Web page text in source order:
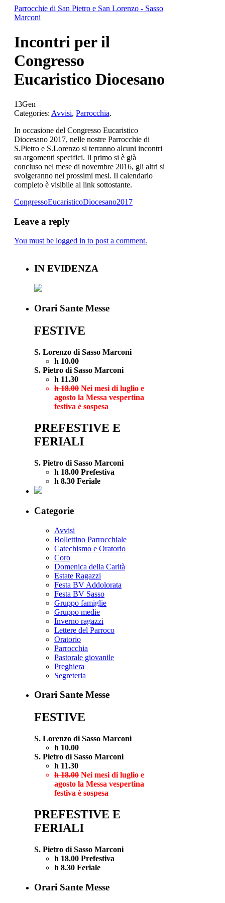
Parrocchie di San Pietro e San Lorenzo - Sasso
Marconi
Incontri per il
Congresso
Eucaristico Diocesano
13Gen
Categories: Avvisi, Parrocchia.
In occasione del Congresso Eucaristico
Diocesano 2017, nelle nostre Parrocchie di
S.Pietro e S.Lorenzo si terranno alcuni incontri
su argomenti specifici. Il primo si è già
concluso nel mese di novembre 2016, gli altri si
svolgeranno nei prossimi mesi. Il calendario
completo è visibile al link sottostante.
CongressoEucaristicoDiocesano2017
Leave a reply
You must be logged in to post a comment.
IN EVIDENZA
Orari Sante Messe
FESTIVE
S. Lorenzo di Sasso Marconi
h 10.00
S. Pietro di Sasso Marconi
h 11.30
h 18.00 Nei mesi di luglio e
agosto la Messa vespertina
festiva è sospesa
PREFESTIVE E
FERIALI
S. Pietro di Sasso Marconi
h 18.00 Prefestiva
h 8.30 Feriale
Categorie
Avvisi
Bollettino Parrocchiale
Catechismo e Oratorio
Coro
Domenica della Carità
Estate Ragazzi
Festa BV Addolorata
Festa BV Sasso
Gruppo famiglie
Gruppo medie
Inverno ragazzi
Lettere del Parroco
Oratorio
Parrocchia
Pastorale giovanile
Preghiera
Segreteria
Orari Sante Messe
FESTIVE
S. Lorenzo di Sasso Marconi
h 10.00
S. Pietro di Sasso Marconi
h 11.30
h 18.00 Nei mesi di luglio e
agosto la Messa vespertina
festiva è sospesa
PREFESTIVE E
FERIALI
S. Pietro di Sasso Marconi
h 18.00 Prefestiva
h 8.30 Feriale
Orari Sante Messe